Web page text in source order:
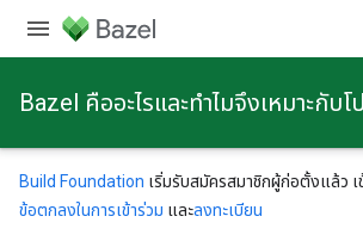
Bazel คืออะไรและทําไมจึงเหมาะกับ
Build Foundation เริ่มรับสมัครสมาชิกผู้ก่อตั้งแล้ว เ
ข้อตกลงในการเข้าร่วม และลงทะเบียน